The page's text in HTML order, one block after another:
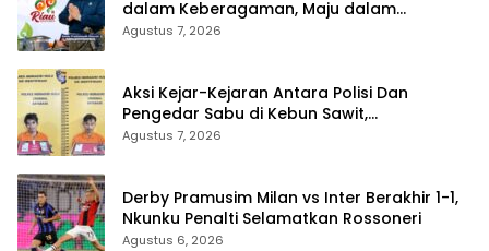
dalam Keberagaman, Maju dalam
Pembangunan di HUT ke-69 Provinsi Riau
Agustus 7, 2026
Aksi Kejar-Kejaran Antara Polisi Dan
Pengedar Sabu di Kebun Sawit,
Satresnarkoba Polres Inhu Ringkus Dua
Agustus 7, 2026
Derby Pramusim Milan vs Inter Berakhir 1-1,
Nkunku Penalti Selamatkan Rossoneri
Agustus 6, 2026